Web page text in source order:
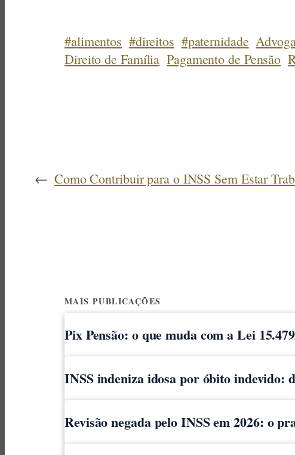
#alimentos #direitos #paternidade
Direito de Família Pagamento de Pensão
← Como Contribuir para o INSS Sem Estar
MAIS PUBLICAÇÕES
Pix Pensão: o que muda com a Lei
INSS indeniza idosa por óbito indevido:
Revisão negada pelo INSS em 2026: o